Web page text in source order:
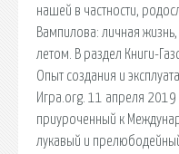
нашей в частности,
Вампилова: личная
летом. В раздел Книги-
Опыт создания и
Игра.org. 11 апреля 2019
приуроченный к
лукавый и